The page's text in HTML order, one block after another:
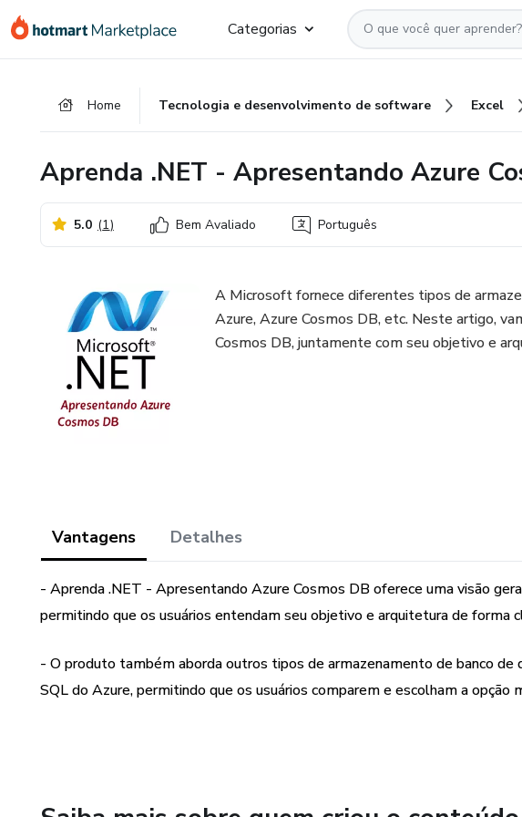
para
para
para
Categorias
Home Tecnologia e desenvolvimento de software Excel
Aprenda .NET - Apresentando Azure
5.0 (1) Bem Avaliado Português
A Microsoft fornece diferentes tipos de
Azure, Azure Cosmos DB, etc. Neste artigo,
Cosmos DB, juntamente com seu objetivo e
Vantagens Detalhes
- Aprenda .NET - Apresentando Azure Cosmos DB oferece uma visão
permitindo que os usuários entendam seu objetivo e arquitetura de forma
- O produto também aborda outros tipos de armazenamento de banco
SQL do Azure, permitindo que os usuários comparem e escolham a opção